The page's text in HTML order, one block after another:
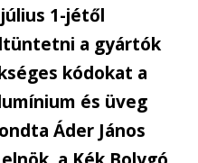
1-jétől
a gyártók
kódokat a
és üveg
Áder János